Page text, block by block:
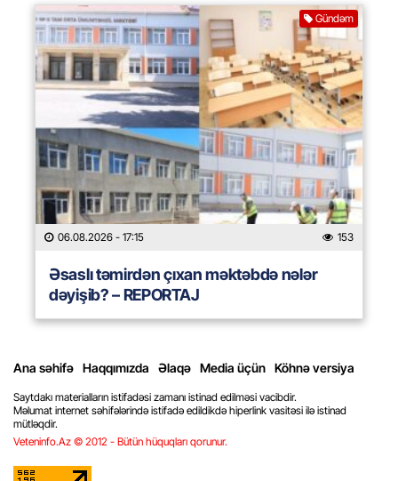
Gündəm
06.08.2026 - 17:15 153
Əsaslı təmirdən çıxan məktəbdə nələr
dəyişib? – REPORTAJ
Ana səhifə Haqqımızda Əlaqə Media üçün Köhnə versiya
Saytdakı materialların istifadəsi zamanı istinad edilməsi vacibdir.
Məlumat internet səhifələrində istifadə edildikdə hiperlink vasitəsi ilə istinad
mütləqdir.
Veteninfo.Az © 2012 - Bütün hüquqları qorunur.